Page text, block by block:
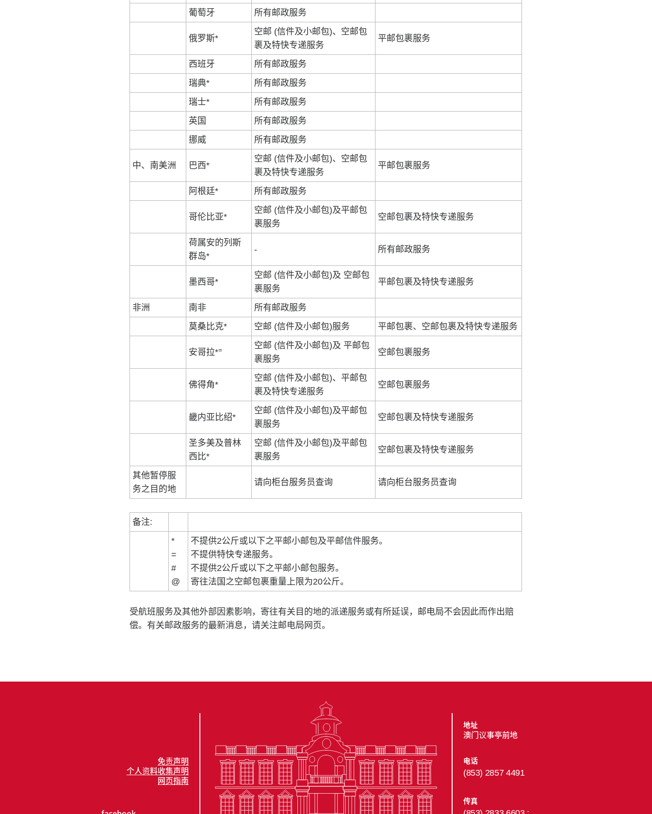
葡萄牙
所有邮政服务
俄罗斯*
空邮 (信件及小邮包)、空邮包
裹及特快专递服务
平邮包裹服务
西班牙
所有邮政服务
瑞典*
所有邮政服务
瑞士*
所有邮政服务
英国
所有邮政服务
挪威
所有邮政服务
中、南美洲 巴西*
空邮 (信件及小邮包)、空邮包
裹及特快专递服务
平邮包裹服务
阿根廷* 所有邮政服务
哥伦比亚*
空邮 (信件及小邮包)及平邮包
裹服务
空邮包裹及特快专递服务
荷属安的列斯
群岛*
- 所有邮政服务
墨西哥*
空邮 (信件及小邮包)及 空邮包
裹服务
平邮包裹及特快专递服务
非洲 南非
所有邮政服务
莫桑比克*
空邮 (信件及小邮包)服务 平邮包裹、空邮包裹及特快专递服务
安哥拉*=
空邮 (信件及小邮包)及 平邮包
裹服务
空邮包裹服务
佛得角*
空邮 (信件及小邮包)、平邮包
裹及特快专递服务
空邮包裹服务
畿内亚比绍*
空邮 (信件及小邮包)及平邮包
裹服务
空邮包裹及特快专递服务
圣多美及普林
西比*
空邮 (信件及小邮包)及平邮包
裹服务
空邮包裹及特快专递服务
其他暂停服
务之目的地
请向柜台服务员查询 请向柜台服务员查询
备注:
*
=
#
@
不提供2公斤或以下之平邮小邮包及平邮信件服务。
不提供特快专递服务。
不提供2公斤或以下之平邮小邮包服务。
寄往法国之空邮包裹重量上限为20公斤。
受航班服务及其他外部因素影响，寄往有关目的地的派递服务或有所延误，邮电局不会因此而作出赔
偿。有关邮政服务的最新消息，请关注邮电局网页。
免责声明
个人资料收集声明
网页指南
地址
澳门议事亭前地
电话
(853) 2857 4491
传真